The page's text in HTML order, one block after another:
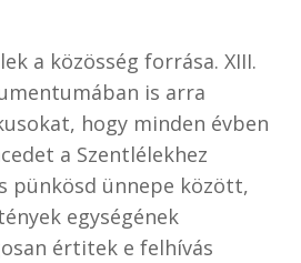
a közösség forrása. XIII.
is arra
hogy minden évben
a Szentlélekhez
pünkösd ünnepe között,
egységének
értitek e felhívás